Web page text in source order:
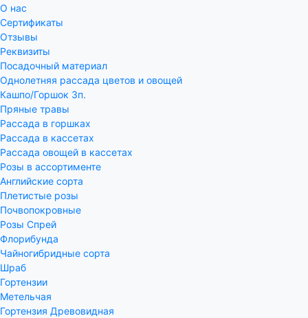
О нас
Сертификаты
Отзывы
Реквизиты
Посадочный материал
Однолетняя рассада цветов и овощей
Кашпо/Горшок 3п.
Пряные травы
Рассада в горшках
Рассада в кассетах
Рассада овощей в кассетах
Розы в ассортименте
Английские сорта
Плетистые розы
Почвопокровные
Розы Спрей
Флорибунда
Чайногибридные сорта
Шраб
Гортензии
Метельчая
Гортензия Древовидная